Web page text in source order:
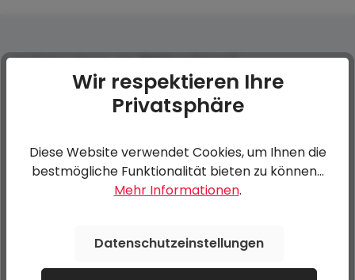
Auffahrschiene, Alu (1000 kg/Stück)
Durchschnittliche Bewertung von 0 von 5 Sternen
Bewerten Sie dieses Produkt!
Bewertung schreiben
Wir respektieren Ihre
Privatsphäre
Diese Website verwendet Cookies, um Ihnen die
bestmögliche Funktionalität bieten zu können...
Mehr Informationen.
Datenschutzeinstellungen